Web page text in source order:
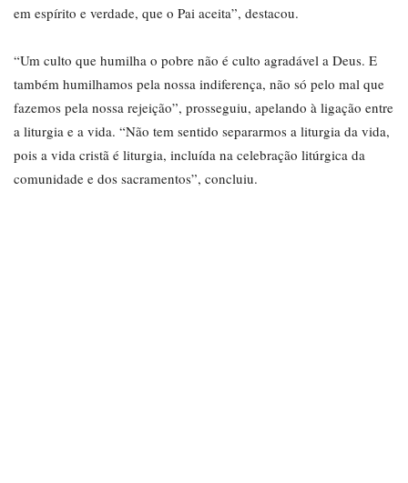
em espírito e verdade, que o Pai aceita”, destacou.
“Um culto que humilha o pobre não é culto agradável a Deus. E
também humilhamos pela nossa indiferença, não só pelo mal que
fazemos pela nossa rejeição”, prosseguiu, apelando à ligação entre
a liturgia e a vida. “Não tem sentido separarmos a liturgia da vida,
pois a vida cristã é liturgia, incluída na celebração litúrgica da
comunidade e dos sacramentos”, concluiu.